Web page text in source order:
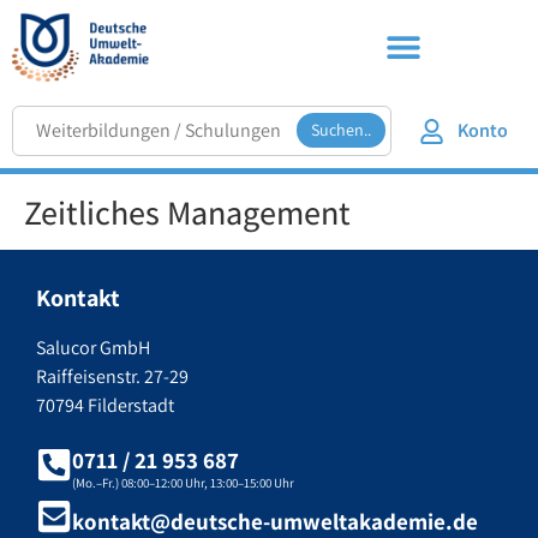
Suchen.. Konto
Zeitliches Management
Kontakt
Salucor GmbH
Raiffeisenstr. 27-29
70794 Filderstadt
0711 / 21 953 687
(Mo.–Fr.) 08:00–12:00 Uhr, 13:00–15:00 Uhr
kontakt@deutsche-umweltakademie.de